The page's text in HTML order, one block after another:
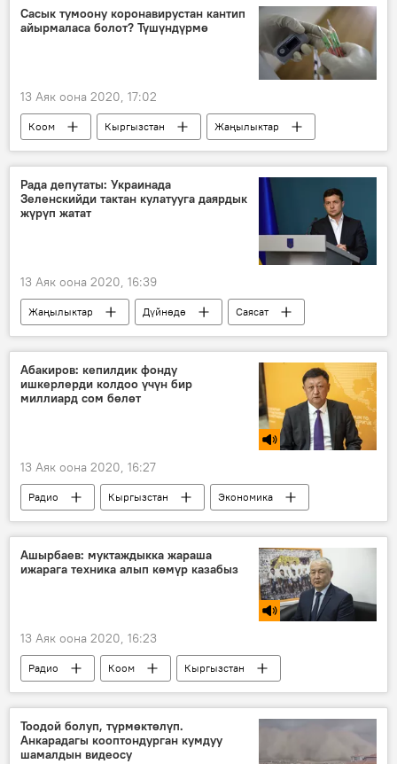
Москва жөө күлүк
пранкер
бала
куткаруу
Сасык тумоону коронавирустан кантип
айырмаласа болот? Түшүндүрмө
13 Аяк оона 2020, 17:02
Коом Кыргызстан
Жаңылыктар
сасык тумоо
коронавирус
оору
белги
министрлик
Рада депутаты: Украинада
Зеленскийди тактан кулатууга даярдык
жүрүп жатат
13 Аяк оона 2020, 16:39
Жаңылыктар Дүйнөдө
Саясат
Украина
Владимир Зеленский
мамлекеттик төңкөрүш
Абакиров: кепилдик фонду
ишкерлерди колдоо үчүн бир
миллиард сом бөлөт
13 Аяк оона 2020, 16:27
Радио Кыргызстан
Экономика
ишкердик
коронавирус
кепилдик
насыя
Ашырбаев: муктаждыкка жараша
ижарага техника алып көмүр казабыз
13 Аяк оона 2020, 16:23
Радио Коом
Кыргызстан
көмүр
техника насыя
Тоодой болуп, түрмөктөлүп.
Анкарадагы кооптондурган кумдуу
шамалдын видеосу